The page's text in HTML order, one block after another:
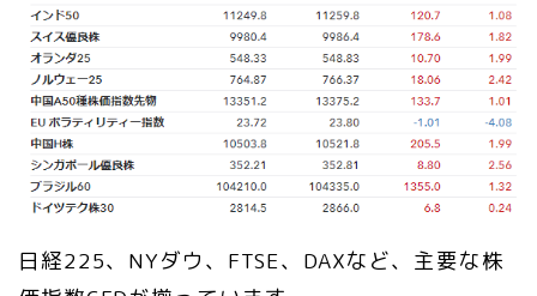
日経225、NYダウ、FTSE、DAXなど、主要な株